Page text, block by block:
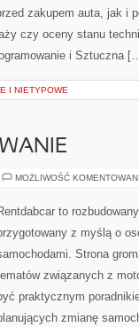
zakupem auta, jak i
czy oceny stanu
i Sztuczna
I NIETYPOWE
MOŻLIWOŚĆ
to
z myślą o
Strona
związanych z
praktycznym
zmianę